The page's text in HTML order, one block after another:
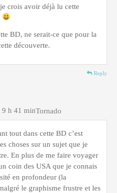
crois avoir déjà lu cette
BD, ne serait-ce que pour la
découverte.
Reply
Tornado
9 h 41 min
tout dans cette BD c’est
choses sur un sujet que je
En plus de me faire voyager
coin des USA que je connais
en profondeur (la
le graphisme frustre et les